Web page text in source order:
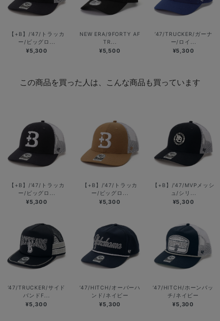
【+B】/’47/トラッカ
ー/ビッグロ...
¥5,300
NEW ERA/9FORTY AF
TR...
¥5,500
’47/TRUCKER/ガーナ
ー/ロイ...
¥5,300
この商品を買った人は、こんな商品も買っています
【+B】/’47/トラッカ
ー/ビッグロ...
¥5,300
【+B】/’47/トラッカ
ー/ビッグロ...
¥5,300
【+B】/’47/MVPメッシ
ュ/シリ...
¥5,300
’47/TRUCKER/サイド
バンドF...
¥5,300
’47/HITCH/オーバーハ
ンド/ネイビー
¥5,300
’47/HITCH/ホーンバッ
チ/ネイビー
¥5,300